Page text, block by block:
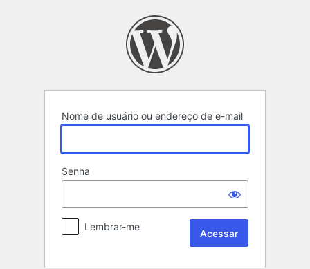
Nome de usuário ou endereço de e-mail
Senha
Lembrar-me